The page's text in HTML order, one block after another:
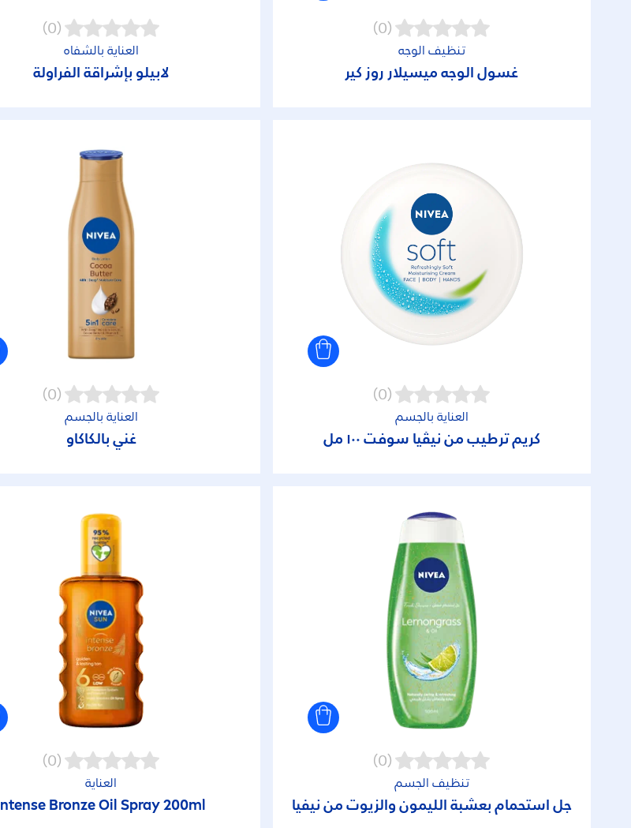
(0)
تنظيف الوجه
غسول الوجه ميسيلار روز كير
(0)
العناية بالشفاه
لابيلو بإشراقة الفراولة
(0)
العناية بالجسم
كريم ترطيب من نيڤيا سوفت ١٠٠ مل
(0)
العناية بالجسم
غني بالكاكاو
(0)
تنظيف الجسم
جل استحمام بعشبة الليمون والزيوت من نيفيا
(0)
العناية
Intense Bronze Oil Spray 200ml